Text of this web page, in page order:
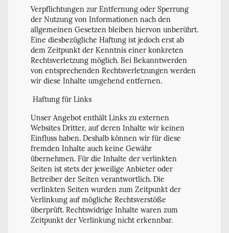
Verpflichtungen zur Entfernung oder Sperrung
der Nutzung von Informationen nach den
allgemeinen Gesetzen bleiben hiervon unberührt.
Eine diesbezügliche Haftung ist jedoch erst ab
dem Zeitpunkt der Kenntnis einer konkreten
Rechtsverletzung möglich. Bei Bekanntwerden
von entsprechenden Rechtsverletzungen werden
wir diese Inhalte umgehend entfernen.
Haftung für Links
Unser Angebot enthält Links zu externen
Websites Dritter, auf deren Inhalte wir keinen
Einfluss haben. Deshalb können wir für diese
fremden Inhalte auch keine Gewähr
übernehmen. Für die Inhalte der verlinkten
Seiten ist stets der jeweilige Anbieter oder
Betreiber der Seiten verantwortlich. Die
verlinkten Seiten wurden zum Zeitpunkt der
Verlinkung auf mögliche Rechtsverstöße
überprüft. Rechtswidrige Inhalte waren zum
Zeitpunkt der Verlinkung nicht erkennbar.